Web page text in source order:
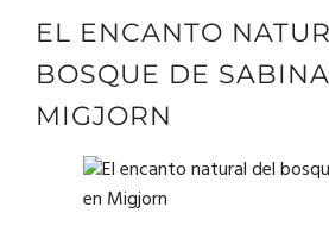
EL ENCANTO
BOSQUE DE
MIGJORN